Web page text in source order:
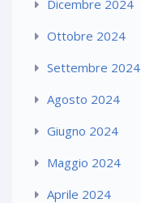
Dicembre 2024
Ottobre 2024
Settembre 2024
Agosto 2024
Giugno 2024
Maggio 2024
Aprile 2024